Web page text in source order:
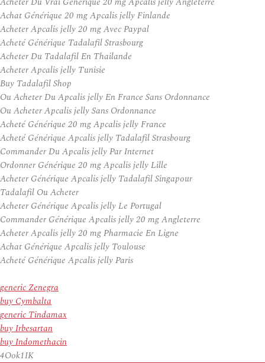
Achat Générique 20 mg Apcalis jelly Finlande
Acheter Apcalis jelly 20 mg Avec Paypal
Acheté Générique Tadalafil Strasbourg
Acheter Du Tadalafil En Thailande
Acheter Apcalis jelly Tunisie
Buy Tadalafil Shop
Ou Acheter Du Apcalis jelly En France Sans Ordonnance
Ou Acheter Apcalis jelly Sans Ordonnance
Acheté Générique 20 mg Apcalis jelly France
Acheté Générique Apcalis jelly Tadalafil Strasbourg
Commander Du Apcalis jelly Par Internet
Ordonner Générique 20 mg Apcalis jelly Lille
Acheter Générique Apcalis jelly Tadalafil Singapour
Tadalafil Ou Acheter
Acheter Générique Apcalis jelly Le Portugal
Commander Générique Apcalis jelly 20 mg Angleterre
Acheter Apcalis jelly 20 mg Pharmacie En Ligne
Achat Générique Apcalis jelly Toulouse
Acheté Générique Apcalis jelly Paris
generic Zenegra
buy Cymbalta
generic Tindamax
buy Irbesartan
buy Indomethacin
4Ook1IK